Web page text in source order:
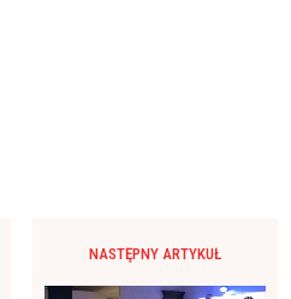
NASTĘPNY ARTYKUŁ